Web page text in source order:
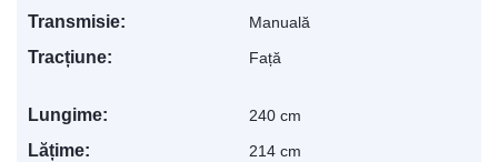
Transmisie: Manuală
Tracțiune: Față
Lungime: 240 cm
Lățime: 214 cm